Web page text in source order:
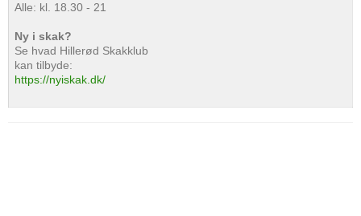
Alle: kl. 18.30 - 21
Ny i skak?
Se hvad Hillerød Skakklub
kan tilbyde:
https://nyiskak.dk/